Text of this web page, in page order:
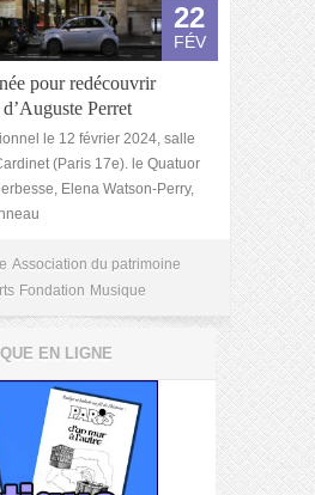
22
FÉV
pour redécouvrir
Perret
le 12 février 2024, salle
(Paris 17e). le Quatuor
Elena Watson-Perry,
Association du patrimoine
Fondation Musique
EN LIGNE